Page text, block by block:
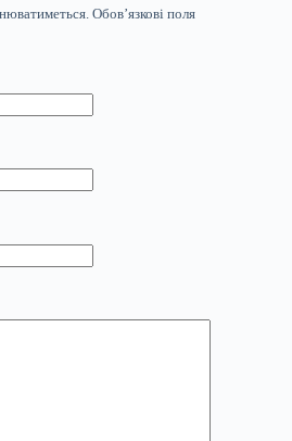
Обов’язкові поля